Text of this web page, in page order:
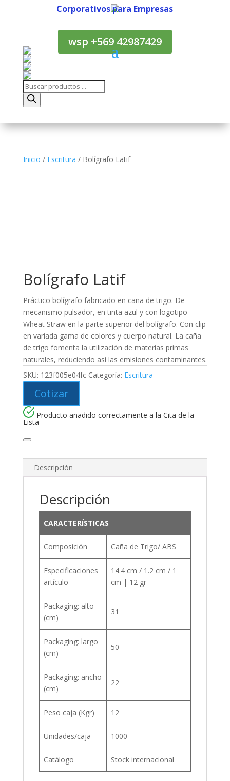
Corporativos para Empresas
wsp +569 42987429
Búsqueda
de
productos
Inicio / Escritura / Bolígrafo Latif
Bolígrafo Latif
Práctico bolígrafo fabricado en caña de trigo. De
mecanismo pulsador, en tinta azul y con logotipo
Wheat Straw en la parte superior del bolígrafo. Con clip
en variada gama de colores y cuerpo natural. La caña
de trigo fomenta la utilización de materias primas
naturales, reduciendo así las emisiones contaminantes.
SKU: 123f005e04fc Categoría: Escritura
Cotizar
Producto añadido correctamente a la Cita de la
Lista
Descripción
Descripción
CARACTERÍSTICAS
Composición Caña de Trigo/ ABS
Especificaciones
artículo
14.4 cm / 1.2 cm / 1
cm | 12 gr
Packaging: alto
(cm)
31
Packaging: largo
(cm)
50
Packaging: ancho
(cm)
22
Peso caja (Kgr) 12
Unidades/caja 1000
Catálogo Stock internacional